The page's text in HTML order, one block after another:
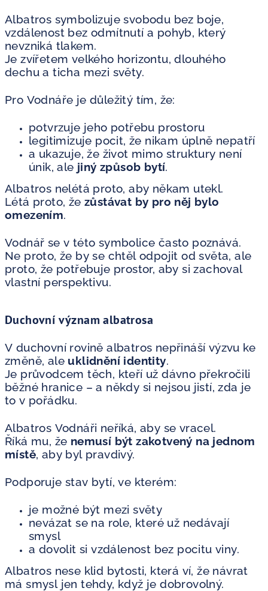
Albatros symbolizuje svobodu bez boje,
vzdálenost bez odmítnutí a pohyb, který
nevzniká tlakem.
Je zvířetem velkého horizontu, dlouhého
dechu a ticha mezi světy.
Pro Vodnáře je důležitý tím, že:
potvrzuje jeho potřebu prostoru
legitimizuje pocit, že nikam úplně nepatří
a ukazuje, že život mimo struktury není
únik, ale jiný způsob bytí.
Albatros nelétá proto, aby někam utekl.
Létá proto, že zůstávat by pro něj bylo
omezením.
Vodnář se v této symbolice často poznává.
Ne proto, že by se chtěl odpojit od světa, ale
proto, že potřebuje prostor, aby si zachoval
vlastní perspektivu.
Duchovní význam albatrosa
V duchovní rovině albatros nepřináší výzvu ke
změně, ale uklidnění identity.
Je průvodcem těch, kteří už dávno překročili
běžné hranice – a někdy si nejsou jistí, zda je
to v pořádku.
Albatros Vodnáři neříká, aby se vracel.
Říká mu, že nemusí být zakotvený na jednom
místě, aby byl pravdivý.
Podporuje stav bytí, ve kterém:
je možné být mezi světy
nevázat se na role, které už nedávají
smysl
a dovolit si vzdálenost bez pocitu viny.
Albatros nese klid bytosti, která ví, že návrat
má smysl jen tehdy, když je dobrovolný.